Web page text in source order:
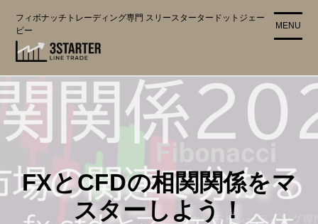
に
ス
キ
フィボナッチトレーディング専門 スリースタータードットジェー
ピー
MENU
FXとCFDの相関関係をマ
スターしよう！